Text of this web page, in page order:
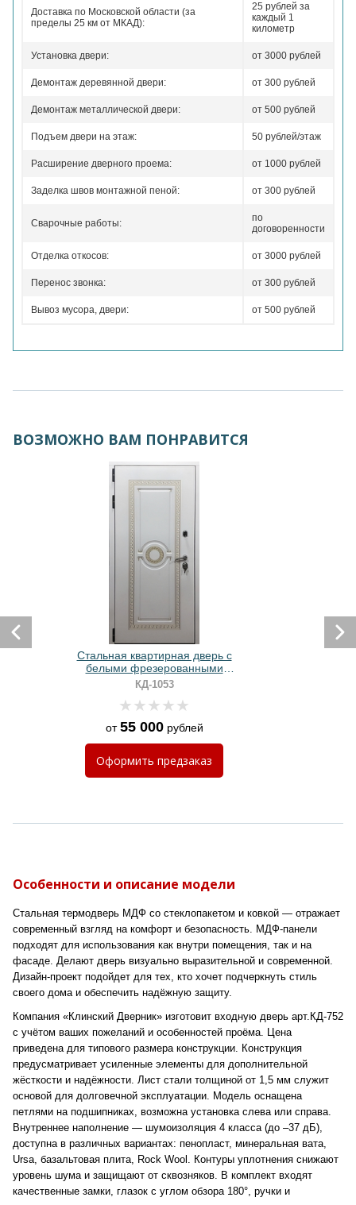
Доставка по Московской области (за
пределы 25 км от МКАД):
25 рублей за
каждый 1
километр
Установка двери: от 3000 рублей
Демонтаж деревянной двери: от 300 рублей
Демонтаж металлической двери: от 500 рублей
Подъем двери на этаж: 50 рублей/этаж
Расширение дверного проема: от 1000 рублей
Заделка швов монтажной пеной: от 300 рублей
Сварочные работы:
по
договоренности
Отделка откосов: от 3000 рублей
Перенос звонка: от 300 рублей
Вывоз мусора, двери: от 500 рублей
ВОЗМОЖНО ВАМ ПОНРАВИТСЯ
Стальная квартирная дверь с
белыми фрезерованными
панелями МДФ с патиной
«золото»
КД-1053
от55 000рублей
Оформить предзаказ
Особенности и описание модели
Стальная термодверь МДФ со стеклопакетом и ковкой — отражает
современный взгляд на комфорт и безопасность. МДФ-панели
подходят для использования как внутри помещения, так и на
фасаде. Делают дверь визуально выразительной и современной.
Дизайн-проект подойдет для тех, кто хочет подчеркнуть стиль
своего дома и обеспечить надёжную защиту.
Компания «Клинский Дверник» изготовит входную дверь арт.КД-752
с учётом ваших пожеланий и особенностей проёма. Цена
приведена для типового размера конструкции. Конструкция
предусматривает усиленные элементы для дополнительной
жёсткости и надёжности. Лист стали толщиной от 1,5 мм служит
основой для долговечной эксплуатации. Модель оснащена
петлями на подшипниках, возможна установка слева или справа.
Внутреннее наполнение — шумоизоляция 4 класса (до –37 дБ),
доступна в различных вариантах: пенопласт, минеральная вата,
Ursa, базальтовая плита, Rock Wool. Контуры уплотнения снижают
уровень шума и защищают от сквозняков. В комплект входят
качественные замки, глазок с углом обзора 180°, ручки и